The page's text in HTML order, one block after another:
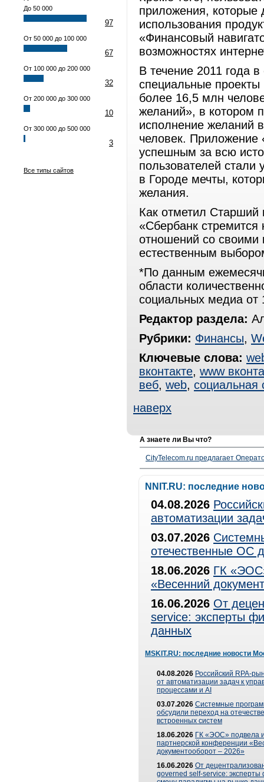
До 50 000
97
От 50 000 до 100 000
67
От 100 000 до 200 000
32
От 200 000 до 300 000
10
От 300 000 до 500 000
3
Все типы сайтов
приложения, которые
использования
«Финансовый
возможностях
В течение 2011 года
специальные проекты
более 16,5 млн
желаний», в котором
исполнение желаний
человек. Приложение
успешным за всю
пользователей стали
в Городе мечты,
желания.
Как отметил Старший
«Сбербанк
отношений со своими
естественным
*По данным
области
социальных медиа от
Редактор раздела:
Рубрики: Финансы,
Ключевые слова:
вконтакте, www
веб, web, социальная
наверх
А знаете ли Вы что?
CityTelecom.ru предлагает
NNIT.RU: последние
04.08.2026
автоматизации
03.07.2026
отечественные ОС
18.06.2026 ГК
«Весенний
16.06.2026 От
service: эксперты
данных
MSKIT.RU: последние новости
04.08.2026 Российский RPA-
от автоматизации задач к
процессами и AI
03.07.2026 Системные
обсудили переход на
встроенных систем
18.06.2026 ГК «ЭОС» подвела
партнерской конференции
документооборот – 2026»
16.06.2026 От
governed self-service: эксперты